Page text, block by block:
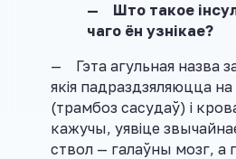
— Што такое
чаго ён узнікае?
— Гэта агульная назва
якія падраздзяляюцца
(трамбоз сасудаў) і
кажучы, уявіце
ствол — галаўны мозг, а